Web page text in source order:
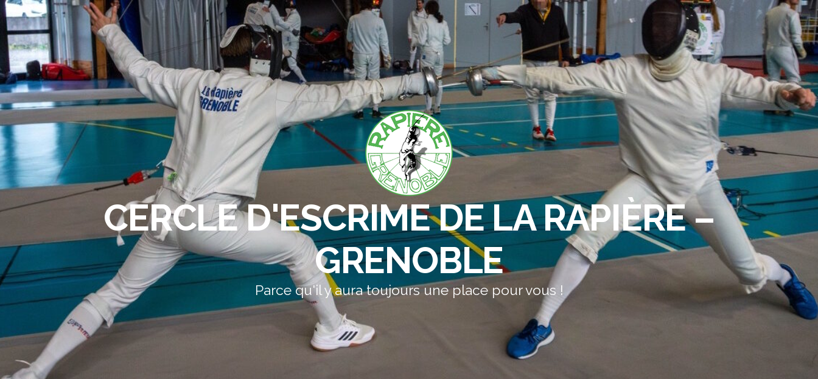
CERCLE D'ESCRIME DE LA RAPIÈRE –
GRENOBLE
Parce qu'il y aura toujours une place pour vous !